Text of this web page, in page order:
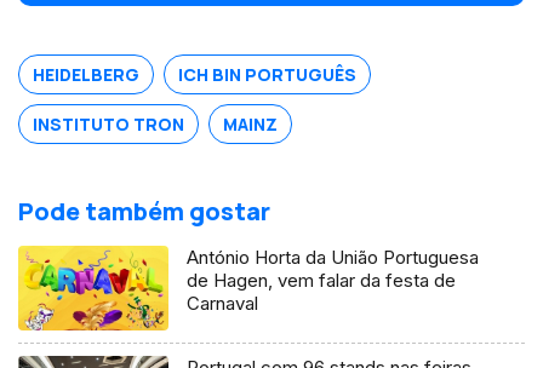
HEIDELBERG ICH BIN PORTUGUÊS
INSTITUTO TRON MAINZ
Pode também gostar
António Horta da União Portuguesa
de Hagen, vem falar da festa de
Carnaval